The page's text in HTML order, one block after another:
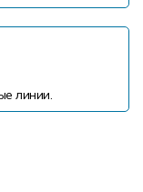
линии.